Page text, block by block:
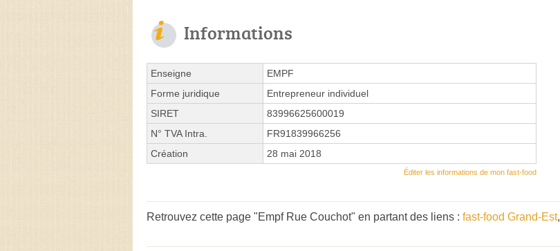
Informations
Enseigne
EMPF
Forme juridique
Entrepreneur individuel
SIRET
83996625600019
N° TVA Intra.
FR91839966256
Création
28 mai 2018
Éditer les informations de mon fast-food
Retrouvez cette page "Empf Rue Couchot" en partant des liens : fast-food Grand-Est,